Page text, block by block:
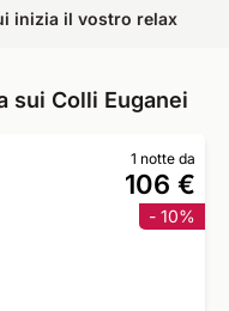
inizia il vostro relax
sui Colli Euganei
1 notte da
106 €
- 10%